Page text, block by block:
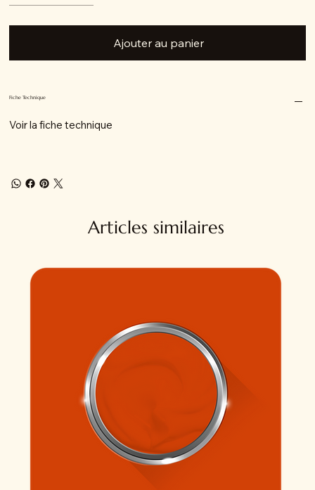
Ajouter au panier
Fiche Technique
Voir la fiche technique
Articles similaires